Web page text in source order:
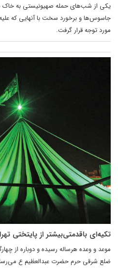
تکیه‌ای باقدمتی‌بیشتر از پایتختی
موعد و وعده هرساله رسیده و دوباره از
ضلع شرقی حرم حضرت عبدالعظیم ع
یکی از شب‌های حمله صهیونیستی به خاک
جاسوس‌ها و برخورد سخت با آنهایی که
مورد توجه قرار گرفت.